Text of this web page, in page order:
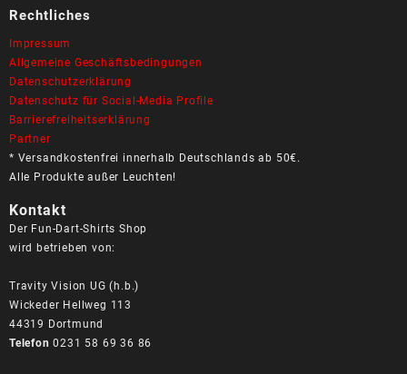
Rechtliches
Impressum
Allgemeine Geschäftsbedingungen
Datenschutzerklärung
Datenschutz für Social-Media Profile
Barrierefreiheitserklärung
Partner
* Versandkostenfrei innerhalb Deutschlands ab 50€.
Alle Produkte außer Leuchten!
Kontakt
Der Fun-Dart-Shirts Shop
wird betrieben von:
Travity Vision UG (h.b.)
Wickeder Hellweg 113
44319 Dortmund
Telefon 0231 58 69 36 86